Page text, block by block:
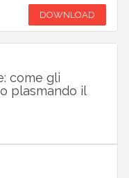
DOWNLOAD
come gli
plasmando il